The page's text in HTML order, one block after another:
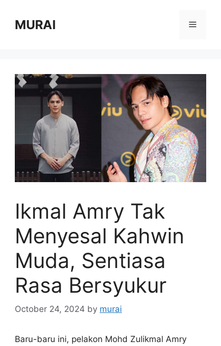
contentMURAI Menu
Ikmal Amry Tak
Menyesal Kahwin
Muda, Sentiasa
Rasa Bersyukur
October 24, 2024 by murai
Baru-baru ini, pelakon Mohd Zulikmal Amry